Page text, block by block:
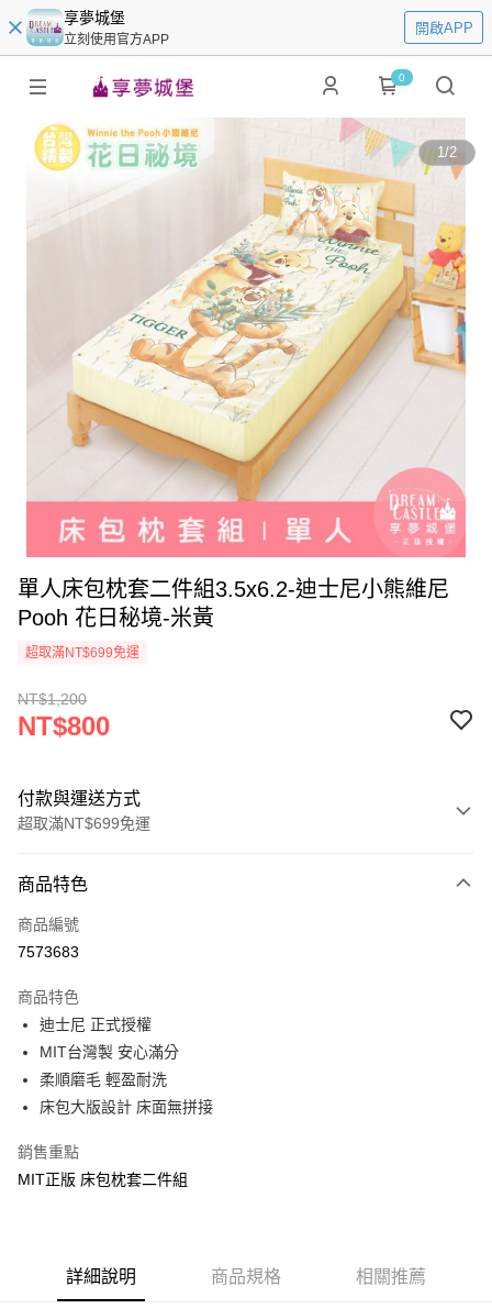
享夢城堡
立刻使用官方APP
開啟APP
0
1/2
單人床包枕套二件組3.5x6.2-迪士尼小熊維尼
Pooh 花日秘境-米黃
超取滿NT$699免運
NT$1,200
NT$800
付款與運送方式
超取滿NT$699免運
信用卡一次付款
超商取貨付款
Apple Pay
街口支付
悠遊付
Google Pay
ATM付款
全家★依產品說明
每筆NT$60，滿NT$699(含以上)免運費
商品特色
商品編號
7573683
商品特色
迪士尼 正式授權
MIT台灣製 安心滿分
柔順磨毛 輕盈耐洗
床包大版設計 床面無拼接
銷售重點
MIT正版 床包枕套二件組
詳細說明 商品規格 相關推薦